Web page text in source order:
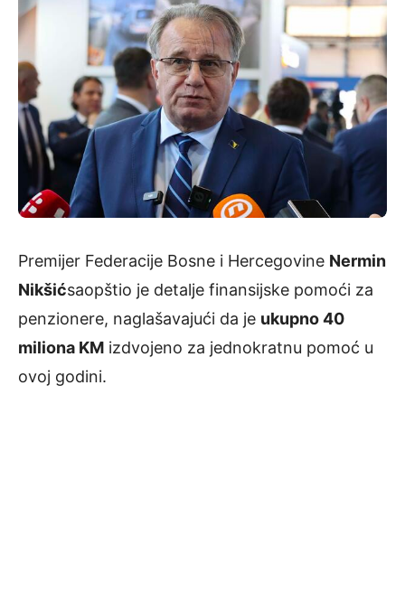
Premijer Federacije Bosne i Hercegovine Nermin
Nikšićsaopštio je detalje finansijske pomoći za
penzionere, naglašavajući da je ukupno 40
miliona KM izdvojeno za jednokratnu pomoć u
ovoj godini.